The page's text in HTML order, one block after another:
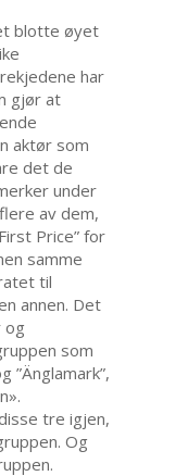
blotte øyet
har
gjør at
aktør som
det de
under
av dem,
Price” for
samme
til
annen. Det
og
som
”Änglamark”,
tre igjen,
Og